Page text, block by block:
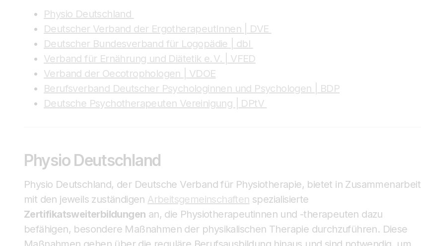
Physio Deutschland
Deutscher Verband der ErgotherapeutInnen | DVE
Deutscher Bundesverband für Logopädie | dbl
Verband für Ernährung und Diätetik e. V. | VFED
Verband der Oecotrophologen | VDOE
Berufsverband Deutscher Psychologinnen und Psychologen | BDP
Deutsche Psychotherapeuten Vereinigung | DPtV
Physio Deutschland
Physio Deutschland, der Deutsche Verband für Physiotherapie, bietet in Zusammenarbeit
mit den jeweils zuständigen Arbeitsgemeinschaften spezialisierte
Zertifikatsweiterbildungen an, die Physiotherapeutinnen und -therapeuten dazu
befähigen, besondere Maßnahmen der physikalischen Therapie durchzuführen. Diese